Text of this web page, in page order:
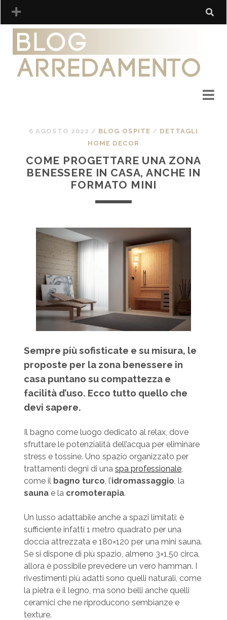
6 AGOSTO 2022 / BLOG OSPITE / DETTAGLI
HOME DECOR
COME PROGETTARE UNA ZONA
BENESSERE IN CASA, ANCHE IN
FORMATO MINI
Sempre più sofisticate e su misura, le
proposte per la zona benessere in
casa puntano su compattezza e
facilità d’uso. Ecco tutto quello che
devi sapere.
Il bagno come luogo dedicato al relax, dove
sfruttare le potenzialità dell’acqua per eliminare
stress e tossine. Uno spazio organizzato per
trattamenti degni di una spa professionale,
come il bagno turco, l’idromassaggio, la
saunae la cromoterapia.
Un lusso adattabile anche a spazi limitati: è
sufficiente infatti 1 metro quadrato per una
doccia attrezzata e 180×120 per una mini sauna.
Se si dispone di più spazio, almeno 3×1,50 circa,
allora è possibile prevedere un vero hamman. I
rivestimenti più adatti sono quelli naturali, come
la pietra e il legno, ma sono belli anche quelli
ceramici che ne riproducono sembianze e
texture.